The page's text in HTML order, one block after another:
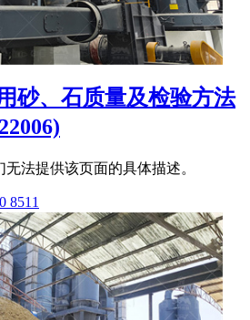
砂、石质量及检验方法
法提供该页面的具体描述。
8511